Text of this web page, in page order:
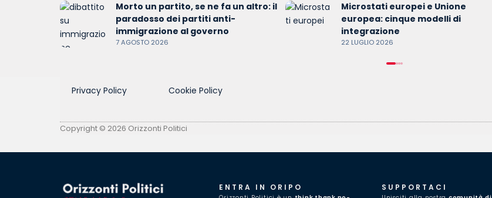
Morto un partito, se ne fa un altro: il
paradosso dei partiti anti-
immigrazione al governo
7 AGOSTO 2026
Microstati europei e Unione
europea: cinque modelli di
integrazione
22 LUGLIO 2026
Privacy Policy Cookie Policy
Copyright © 2026 Orizzonti Politici
ENTRA IN ORIPO SUPPORTACI